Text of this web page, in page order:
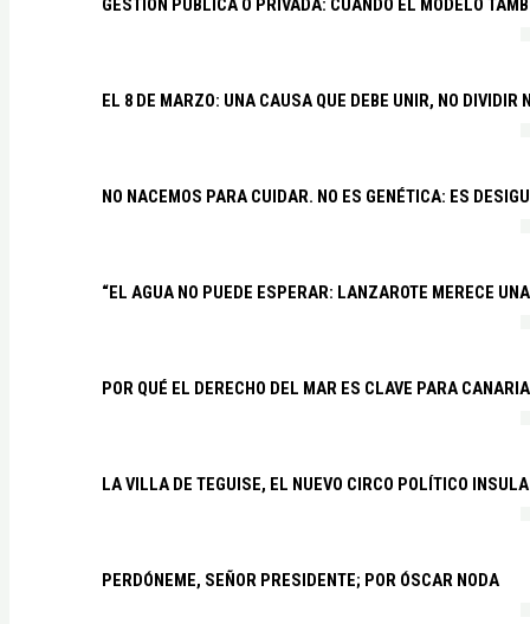
GESTIÓN PÚBLICA O PRIVADA: CUANDO EL MODELO
EL 8 DE MARZO: UNA CAUSA QUE DEBE UNIR, NO DIVIDIR
NO NACEMOS PARA CUIDAR. NO ES GENÉTICA: ES
“EL AGUA NO PUEDE ESPERAR: LANZAROTE MERECE
POR QUÉ EL DERECHO DEL MAR ES CLAVE PARA
LA VILLA DE TEGUISE, EL NUEVO CIRCO POLÍTICO
PERDÓNEME, SEÑOR PRESIDENTE; POR ÓSCAR NODA